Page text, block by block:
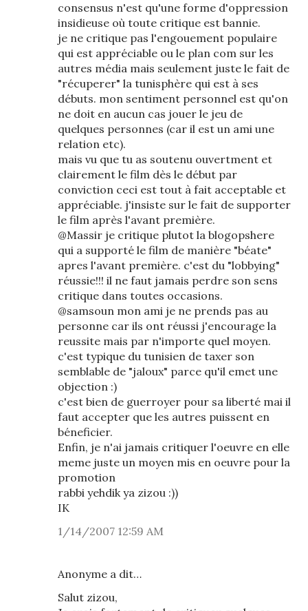
consensus n'est qu'une forme d'oppression
insidieuse où toute critique est bannie.
je ne critique pas l'engouement populaire
qui est appréciable ou le plan com sur les
autres média mais seulement juste le fait de
"récuperer" la tunisphère qui est à ses
débuts. mon sentiment personnel est qu'on
ne doit en aucun cas jouer le jeu de
quelques personnes (car il est un ami une
relation etc).
mais vu que tu as soutenu ouvertment et
clairement le film dès le début par
conviction ceci est tout à fait acceptable et
appréciable. j'insiste sur le fait de supporter
le film après l'avant première.
@Massir je critique plutot la blogopshere
qui a supporté le film de manière "béate"
apres l'avant première. c'est du "lobbying"
réussie!!! il ne faut jamais perdre son sens
critique dans toutes occasions.
@samsoun mon ami je ne prends pas au
personne car ils ont réussi j'encourage la
reussite mais par n'importe quel moyen.
c'est typique du tunisien de taxer son
semblable de "jaloux" parce qu'il emet une
objection :)
c'est bien de guerroyer pour sa liberté mai il
faut accepter que les autres puissent en
béneficier.
Enfin, je n'ai jamais critiquer l'oeuvre en elle
meme juste un moyen mis en oeuvre pour la
promotion
rabbi yehdik ya zizou :))
IK
1/14/2007 12:59 AM
Anonyme a dit…
Salut zizou,